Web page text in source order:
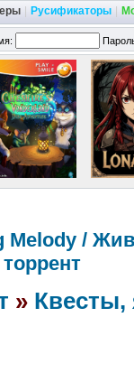
Русификаторы
Melody /
» Квесты,